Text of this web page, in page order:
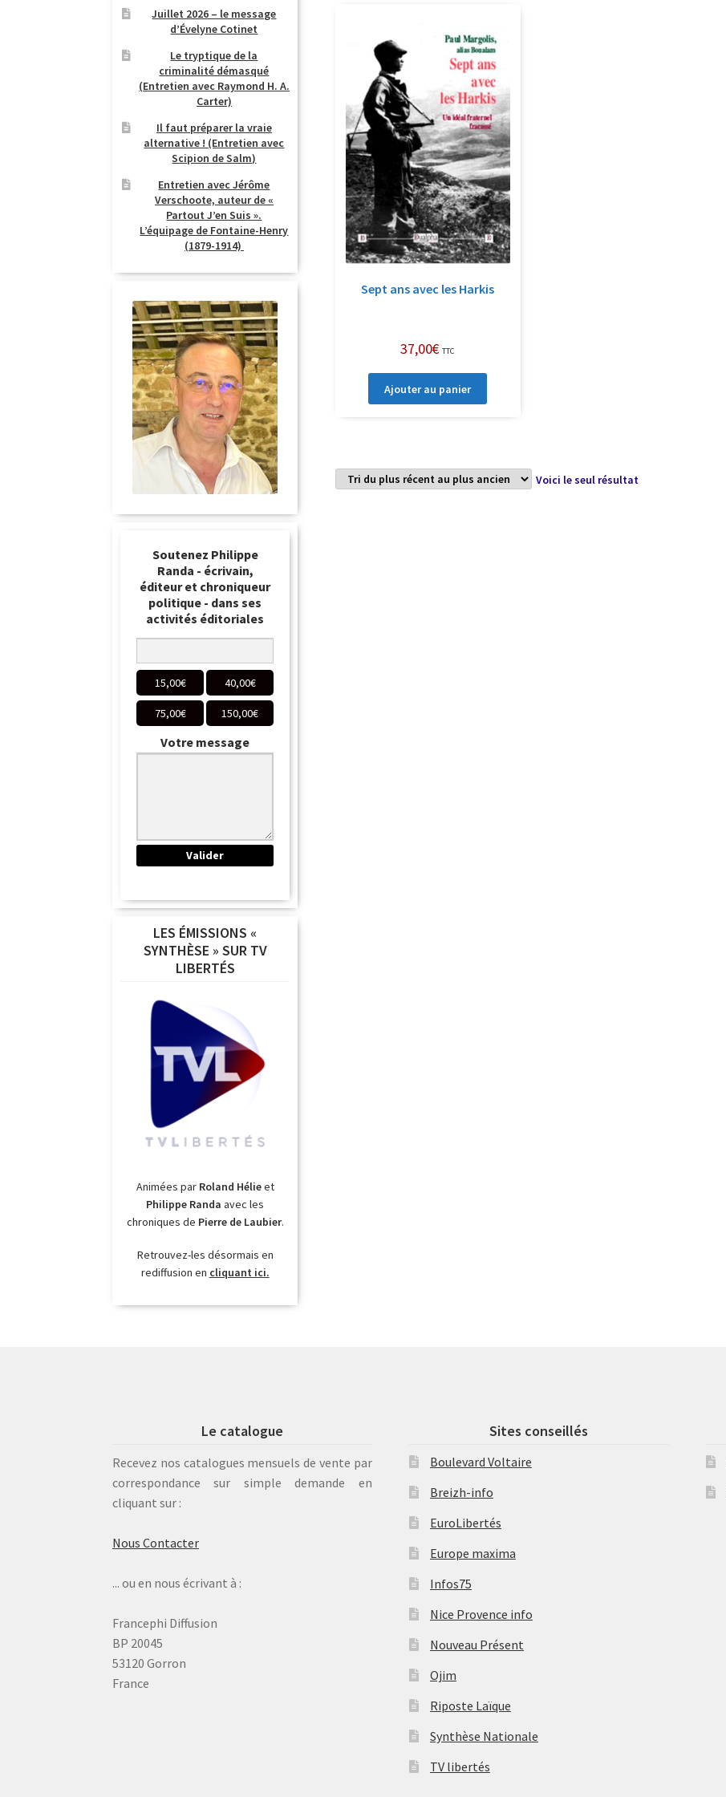
Sept ans avec les Harkis
37,00€ TTC
Ajouter au panier
Voici le seul résultat
Juillet 2026 – le message
d’Évelyne Cotinet
Le tryptique de la
criminalité démasqué
(Entretien avec Raymond H. A.
Carter)
Il faut préparer la vraie
alternative ! (Entretien avec
Scipion de Salm)
Entretien avec Jérôme
Verschoote, auteur de «
Partout J’en Suis ».
L’équipage de Fontaine-Henry
(1879-1914)
Soutenez Philippe
Randa - écrivain,
éditeur et chroniqueur
politique - dans ses
activités éditoriales
15,00€ 40,00€
75,00€ 150,00€
Votre message
LES ÉMISSIONS «
SYNTHÈSE » SUR TV
LIBERTÉS
Animées par Roland Hélieet
Philippe Randa avec les
chroniques de Pierre de Laubier.
Retrouvez-les désormais en
rediffusion en cliquant ici.
Le catalogue
Recevez nos catalogues mensuels de vente par
correspondance sur simple demande en
cliquant sur :
Nous Contacter
... ou en nous écrivant à :
Francephi Diffusion
BP 20045
53120 Gorron
France
Sites conseillés
Boulevard Voltaire
Breizh-info
EuroLibertés
Europe maxima
Infos75
Nice Provence info
Nouveau Présent
Ojim
Riposte Laïque
Synthèse Nationale
TV libertés